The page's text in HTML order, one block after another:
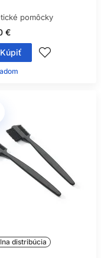
pomôcky
€
Kúpiť
ㅤ
distribúcia